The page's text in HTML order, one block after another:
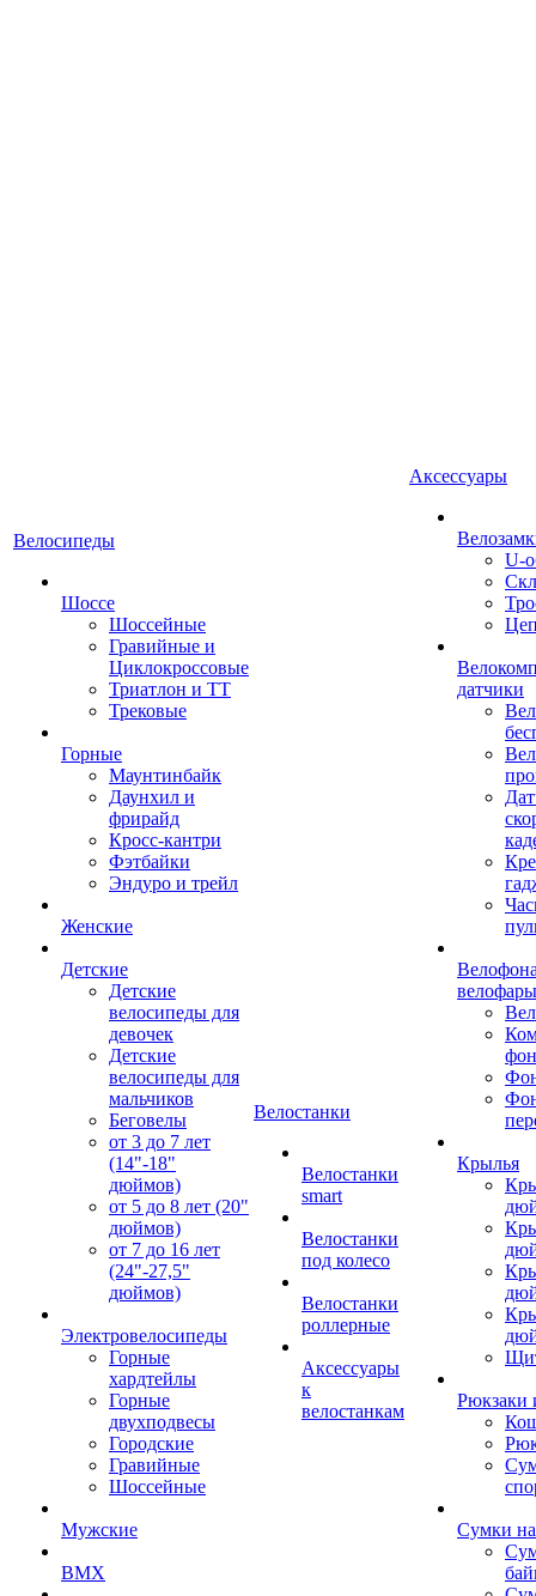
Велосипеды
Шоссе
Шоссейные
Гравийные и
Циклокроссовые
Триатлон и ТТ
Трековые
Горные
Маунтинбайк
Даунхил и
фрирайд
Кросс-кантри
Фэтбайки
Эндуро и трейл
Женские
Детские
Детские
велосипеды для
девочек
Детские
велосипеды для
мальчиков
Беговелы
от 3 до 7 лет
(14"-18"
дюймов)
от 5 до 8 лет (20"
дюймов)
от 7 до 16 лет
(24"-27,5"
дюймов)
Электровелосипеды
Горные
хардтейлы
Горные
двухподвесы
Городские
Гравийные
Шоссейные
Мужские
BMX
Велостанки
Велостанки
smart
Велостанки
под колесо
Велостанки
роллерные
Аксессуары
к
велостанкам
Аксессуары
U-
датчики
велофары
Крылья
Рюкзаки
Сумки